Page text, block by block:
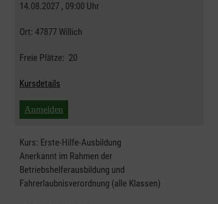
14.08.2027 , 09:00 Uhr
Ort: 47877 Willich
Freie Plätze: 20
Kursdetails
Anmelden
Kurs: Erste-Hilfe-Ausbildung
Anerkannt im Rahmen der
Betriebshelferausbildung und
Fahrerlaubnisverordnung (alle Klassen)